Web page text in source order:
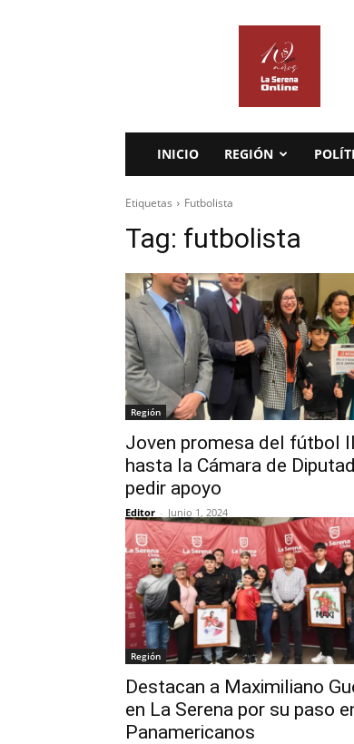
INICIO REGIÓN
Etiquetas Futbolista
Tag: futbolista
Región
Joven promesa del fútbol
hasta la Cámara de
pedir apoyo
Editor - Junio 1, 2024
Región
Destacan a Maximiliano
en La Serena por su paso
Panamericanos